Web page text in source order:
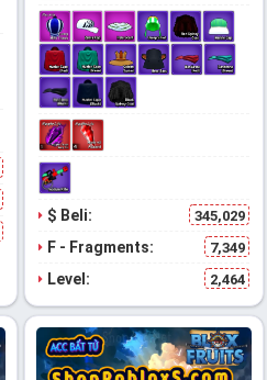
$ Beli: 345,029
F - Fragments: 7,349
Level: 2,464